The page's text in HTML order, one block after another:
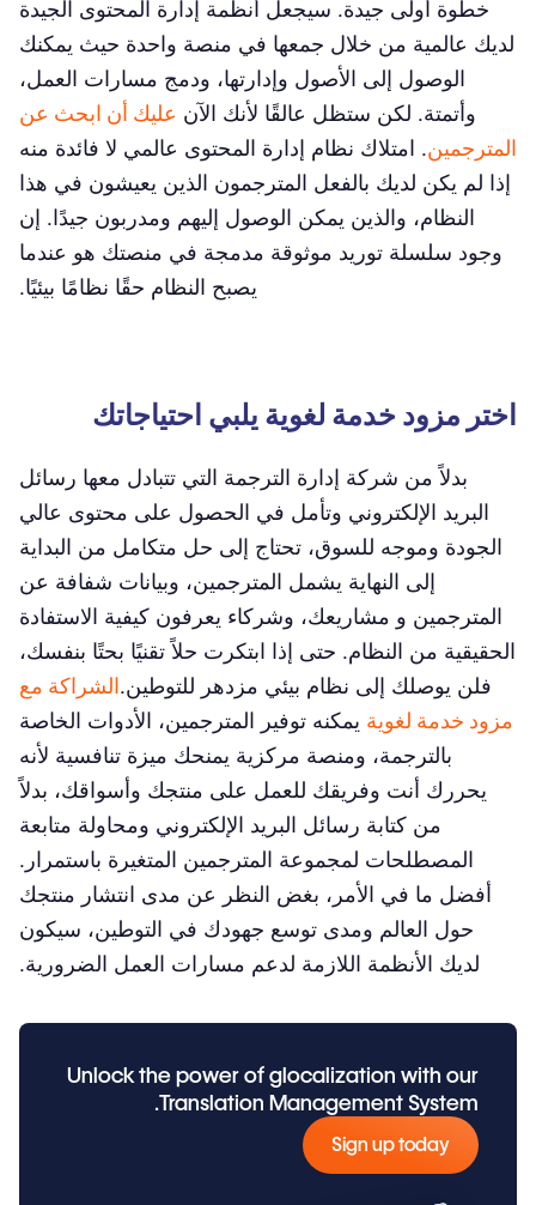
خطوة أولى جيدة. سيجعل أنظمة إدارة المحتوى الجيدة
لديك عالمية من خلال جمعها في منصة واحدة حيث يمكنك
الوصول إلى الأصول وإدارتها، ودمج مسارات العمل،
وأتمتة. لكن ستظل عالقًا لأنك الآن عليك أن ابحث عن
المترجمين. امتلاك نظام إدارة المحتوى عالمي لا فائدة منه
إذا لم يكن لديك بالفعل المترجمون الذين يعيشون في هذا
النظام، والذين يمكن الوصول إليهم ومدربون جيدًا. إن
وجود سلسلة توريد موثوقة مدمجة في منصتك هو عندما
يصبح النظام حقًا نظامًا بيئيًا.
اختر مزود خدمة لغوية يلبي احتياجاتك
بدلاً من شركة إدارة الترجمة التي تتبادل معها رسائل
البريد الإلكتروني وتأمل في الحصول على محتوى عالي
الجودة وموجه للسوق، تحتاج إلى حل متكامل من البداية
إلى النهاية يشمل المترجمين، وبيانات شفافة عن
المترجمين و مشاريعك، وشركاء يعرفون كيفية الاستفادة
الحقيقية من النظام. حتى إذا ابتكرت حلاً تقنيًا بحتًا بنفسك،
فلن يوصلك إلى نظام بيئي مزدهر للتوطين.الشراكة مع
مزود خدمة لغوية يمكنه توفير المترجمين، الأدوات الخاصة
بالترجمة، ومنصة مركزية يمنحك ميزة تنافسية لأنه
يحررك أنت وفريقك للعمل على منتجك وأسواقك، بدلاً
من كتابة رسائل البريد الإلكتروني ومحاولة متابعة
المصطلحات لمجموعة المترجمين المتغيرة باستمرار.
أفضل ما في الأمر، بغض النظر عن مدى انتشار منتجك
حول العالم ومدى توسع جهودك في التوطين، سيكون
لديك الأنظمة اللازمة لدعم مسارات العمل الضرورية.
Unlock the power of glocalization with our
Translation Management System.
Sign up today